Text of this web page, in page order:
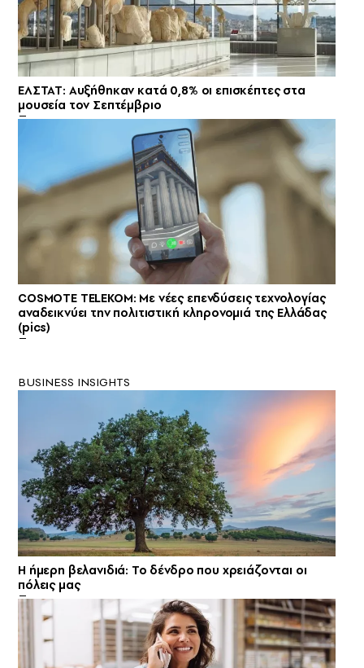
ΕΛΣΤΑΤ: Αυξήθηκαν κατά 0,8% οι επισκέπτες στα
μουσεία τον Σεπτέμβριο
COSMOTE TELEKOM: Με νέες επενδύσεις τεχνολογίας
αναδεικνύει την πολιτιστική κληρονομιά της Ελλάδας
(pics)
BUSINESS INSIGHTS
Η ήμερη βελανιδιά: Το δένδρο που χρειάζονται οι
πόλεις μας